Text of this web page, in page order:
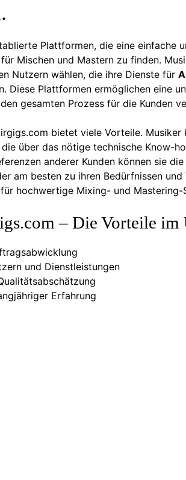
Plattformen, die eine einfache
für Mischen und Mastern zu finden.
Nutzern wählen, die ihre Dienste für
Diese Plattformen ermöglichen eine
gesamten Prozess für die Kunden
bietet viele Vorteile. Musiker
über das nötige technische Know-
anderer Kunden können sie
am besten zu ihren Bedürfnissen
hochwertige Mixing- und Mastering-
– Die Vorteile
und Dienstleistungen
Erfahrung